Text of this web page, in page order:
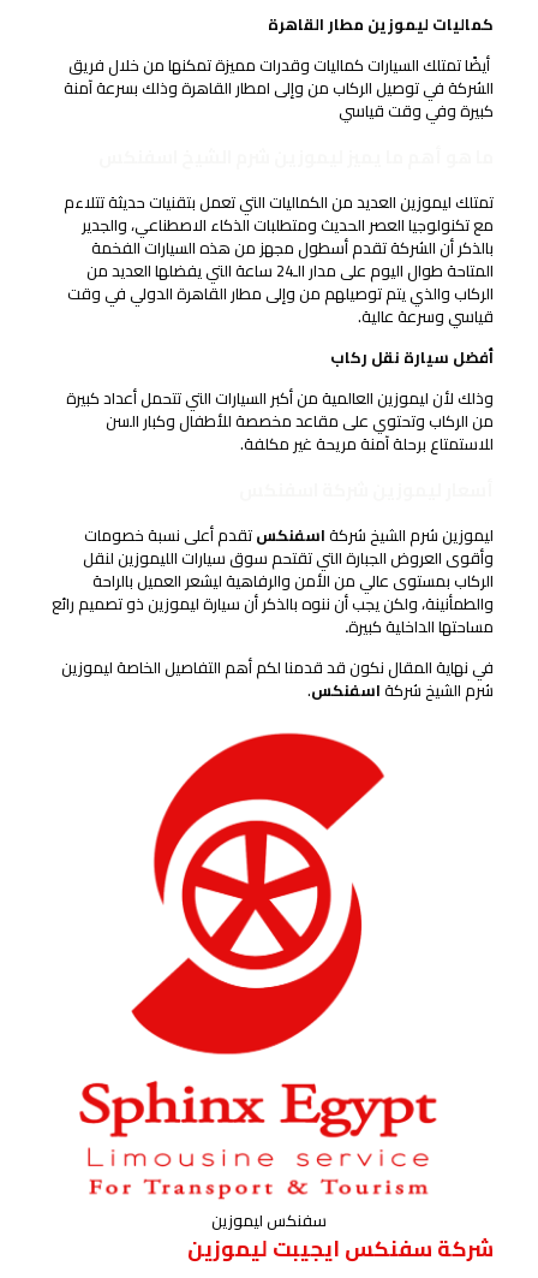
كماليات ليموزين مطار القاهرة
أيضًا تمتلك السيارات كماليات وقدرات مميزة تمكنها من خلال فريق
الشركة في توصيل الركاب من وإلى امطار القاهرة وذلك بسرعة آمنة
كبيرة وفي وقت قياسي
تمتلك ليموزين العديد من الكماليات التي تعمل بتقنيات حديثة تتلاءم
مع تكنولوجيا العصر الحديث ومتطلبات الذكاء الاصطناعي، والجدير
بالذكر أن الشركة تقدم أسطول مجهز من هذه السيارات الفخمة
المتاحة طوال اليوم على مدار الـ24 ساعة التي يفضلها العديد من
الركاب والذي يتم توصيلهم من وإلى مطار القاهرة الدولي في وقت
قياسي وسرعة عالية.
أفضل سيارة نقل ركاب
وذلك لأن ليموزين العالمية من أكبر السيارات التي تتحمل أعداد كبيرة
من الركاب وتحتوي على مقاعد مخصصة للأطفال وكبار السن
للاستمتاع برحلة آمنة مريحة غير مكلفة.
ليموزين شرم الشيخ شركةاسفنكستقدم أعلى نسبة خصومات
وأقوى العروض الجبارة التي تقتحم سوق سيارات الليموزين لنقل
الركاب بمستوى عالي من الأمن والرفاهية ليشعر العميل بالراحة
والطمأنينة، ولكن يجب أن ننوه بالذكر أن سيارة ليموزين ذو تصميم رائع
مساحتها الداخلية كبيرة.
في نهاية المقال نكون قد قدمنا لكم أهم التفاصيل الخاصة ليموزين
شرم الشيخ شركةاسفنكس.
سفنكس ليموزين
شركة سفنكس ايجيبت ليموزين